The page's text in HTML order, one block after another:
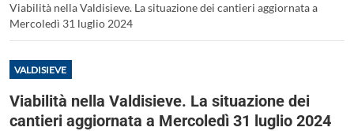
Viabilità nella Valdisieve. La situazione dei cantieri aggiornata a
Mercoledì 31 luglio 2024
VALDISIEVE
Viabilità nella Valdisieve. La situazione dei
cantieri aggiornata a Mercoledì 31 luglio 2024